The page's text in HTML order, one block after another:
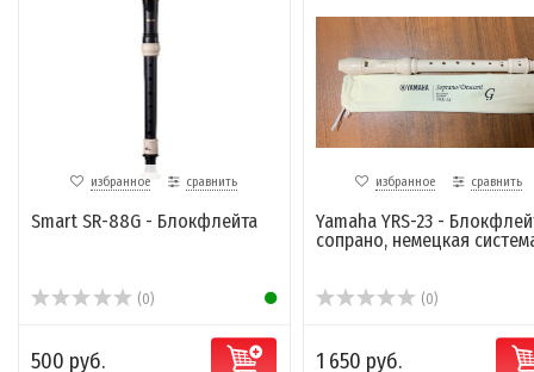
избранное сравнить
Smart SR-88G - Блокфлейта
(0)
500 руб.
избранное сравнить
Yamaha YRS-23 -
сопрано, немецкая
(0)
1 650 руб.